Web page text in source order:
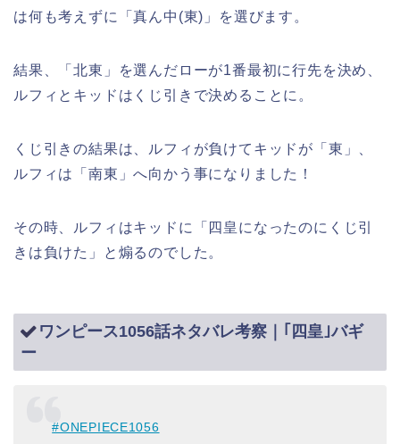
は何も考えずに「真ん中(東)」を選びます。
結果、「北東」を選んだローが1番最初に行先を決め、
ルフィとキッドはくじ引きで決めることに。
くじ引きの結果は、ルフィが負けてキッドが「東」、
ルフィは「南東」へ向かう事になりました！
その時、ルフィはキッドに「四皇になったのにくじ引
きは負けた」と煽るのでした。
ワンピース1056話ネタバレ考察｜｢四皇｣バギ
ー
#ONEPIECE1056